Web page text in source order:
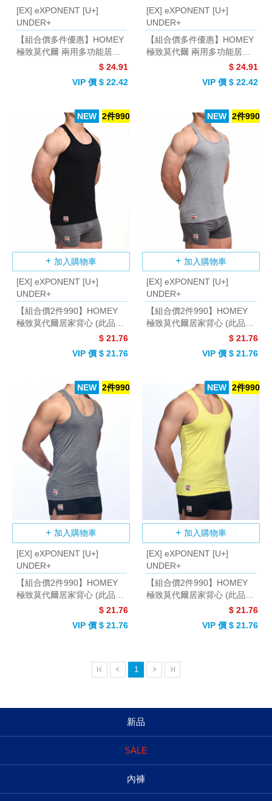
[EX] eXPONENT [U+]
UNDER+
【組合價多件優惠】HOMEY
極致莫代爾 兩用多功能居家
$ 24.91
VIP 價 $ 22.42
[EX] eXPONENT [U+]
UNDER+
【組合價多件優惠】HOMEY
極致莫代爾 兩用多功能居家
$ 24.91
VIP 價 $ 22.42
加入購物車
[EX] eXPONENT [U+]
UNDER+
【組合價2件990】HOMEY
極致莫代爾居家背心 (此品項
$ 21.76
VIP 價 $ 21.76
NEW 2件990
加入購物車
[EX] eXPONENT [U+]
UNDER+
【組合價2件990】HOMEY
極致莫代爾居家背心 (此品項
$ 21.76
VIP 價 $ 21.76
NEW 2件990
加入購物車
[EX] eXPONENT [U+]
UNDER+
【組合價2件990】HOMEY
極致莫代爾居家背心 (此品項
$ 21.76
VIP 價 $ 21.76
NEW 2件990
加入購物車
[EX] eXPONENT [U+]
UNDER+
【組合價2件990】HOMEY
極致莫代爾居家背心 (此品項
$ 21.76
VIP 價 $ 21.76
NEW 2件990
1
新品
SALE
內褲